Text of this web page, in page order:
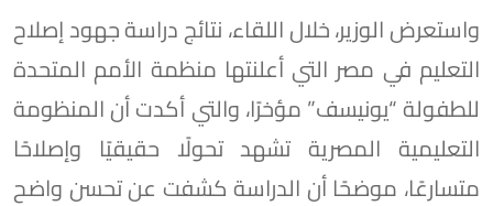
واستعرض الوزير، خلال اللقاء، نتائج دراسة جهود إصلاح
التعليم في مصر التي أعلنتها منظمة الأمم المتحدة
للطفولة “يونيسف” مؤخرًا، والتي أكدت أن المنظومة
التعليمية المصرية تشهد تحولًا حقيقيًا وإصلاحًا
متسارعًا، موضحًا أن الدراسة كشفت عن تحسن واضح